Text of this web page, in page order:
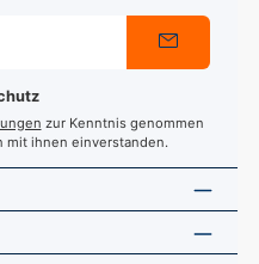
zur Kenntnis genommen
mit ihnen einverstanden.